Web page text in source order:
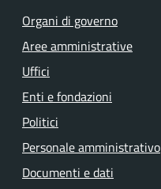
Organi di governo
Aree amministrative
Uffici
Enti e fondazioni
Politici
Personale amministrativo
Documenti e dati